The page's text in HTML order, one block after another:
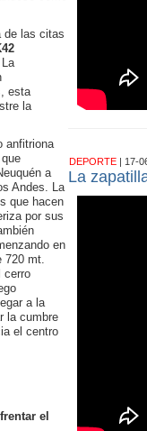
de las citas
esta
la
anfitriona
a
Andes. La
que hacen
por sus
en
720 mt.
cerro
a la
la cumbre
el centro
el
DEPORTE | 17-
La